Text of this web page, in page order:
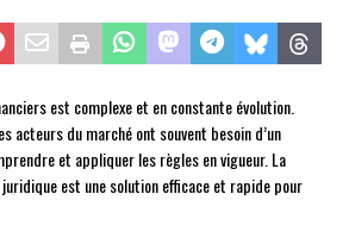
est complexe et en constante évolution.
acteurs du marché ont souvent besoin d’un
et appliquer les règles en vigueur. La
est une solution efficace et rapide pour